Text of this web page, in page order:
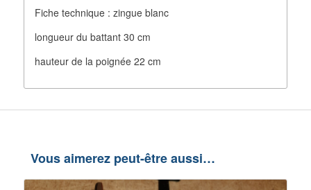
Fiche technique : zingue blanc
longueur du battant 30 cm
hauteur de la poignée 22 cm
Vous aimerez peut-être aussi…